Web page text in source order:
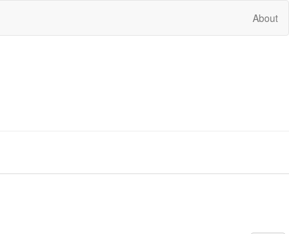
About